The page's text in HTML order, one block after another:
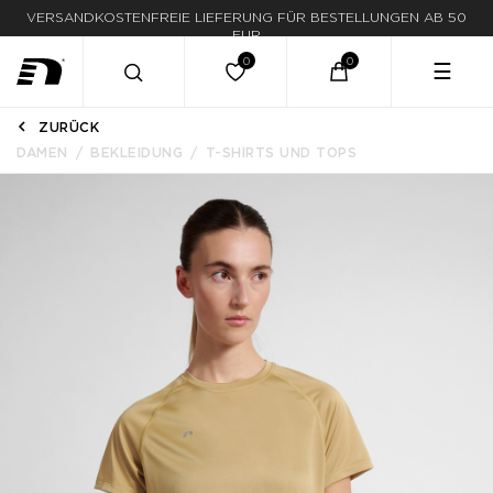
LIEFERUNG IN 1-3 WERKTAGEN
☰
ZURÜCK
DAMEN
BEKLEIDUNG T-SHIRTS UND TOPS